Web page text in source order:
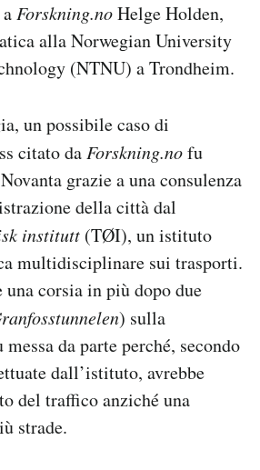
aForskning.noHelge Holden,
alla Norwegian University
(NTNU) a Trondheim.
un possibile caso di
citato daForskning.nofu
grazie a una consulenza
della città dal
institutt (TØI), un istituto
multidisciplinare sui trasporti.
corsia in più dopo due
) sulla
da parte perché, secondo
dall’istituto, avrebbe
del traffico anziché una
strade.